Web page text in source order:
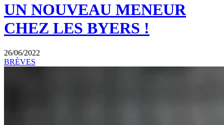
UN NOUVEAU MENEUR
CHEZ LES BYERS !
26/06/2022
BRÈVES